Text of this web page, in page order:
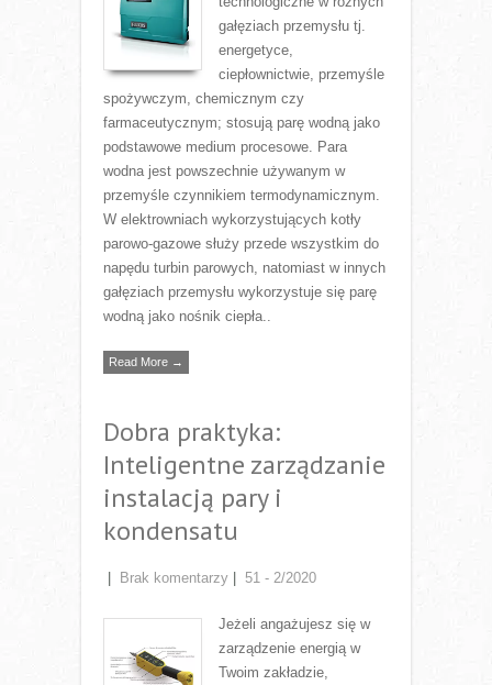
gałęziach przemysłu tj.
energetyce,
ciepłownictwie, przemyśle
spożywczym, chemicznym czy
farmaceutycznym; stosują parę wodną jako
podstawowe medium procesowe. Para
wodna jest powszechnie używanym w
przemyśle czynnikiem termodynamicznym.
W elektrowniach wykorzystujących kotły
parowo-gazowe służy przede wszystkim do
napędu turbin parowych, natomiast w innych
gałęziach przemysłu wykorzystuje się parę
wodną jako nośnik ciepła..
Read More →
Dobra praktyka:
Inteligentne zarządzanie
instalacją pary i
kondensatu
Brak komentarzy 51 - 2/2020
Jeżeli angażujesz się w
zarządzenie energią w
Twoim zakładzie,